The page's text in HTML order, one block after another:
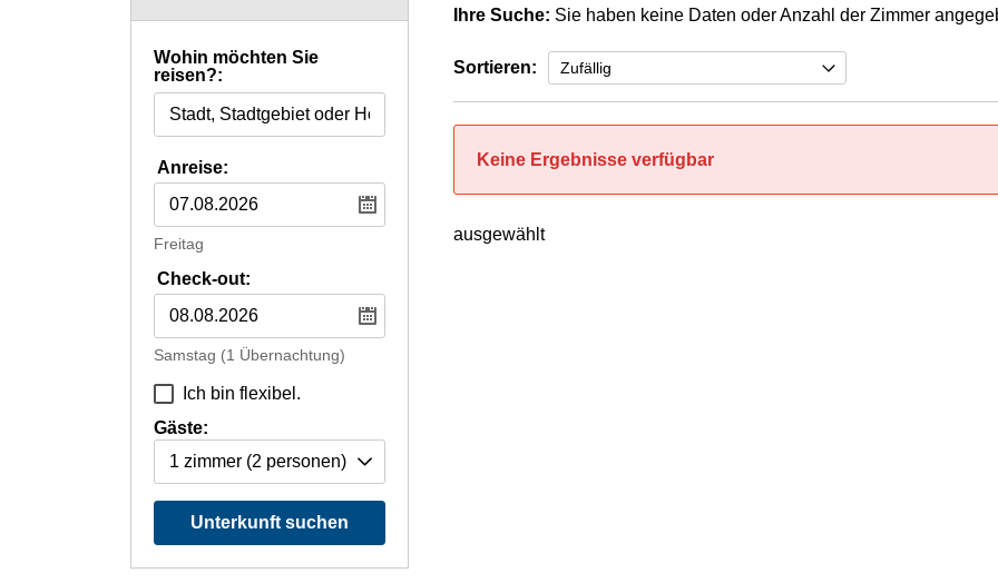
Ihre Suche: Sie haben keine Daten oder Anzahl der Zimmer
Sortieren:
Keine Ergebnisse verfügbar
ausgewählt
Wohin möchten Sie
reisen?:
Anreise:
Freitag
Check-out:
Samstag (1 Übernachtung)
Ich bin flexibel.
Gäste:
1 zimmer (2 personen)
Unterkunft suchen